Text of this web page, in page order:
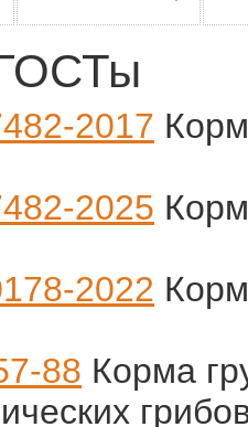
2017
2025
2022
88 Корма